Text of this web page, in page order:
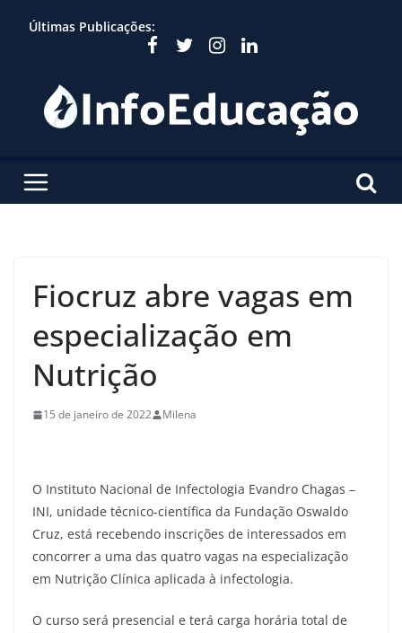
Últimas Publicações:
Fiocruz abre vagas em
especialização em
Nutrição
15 de janeiro de 2022 Milena
O Instituto Nacional de Infectologia Evandro Chagas –
INI, unidade técnico-científica da Fundação Oswaldo
Cruz, está recebendo inscrições de interessados em
concorrer a uma das quatro vagas na especialização
em Nutrição Clínica aplicada à infectologia.
O curso será presencial e terá carga horária total de